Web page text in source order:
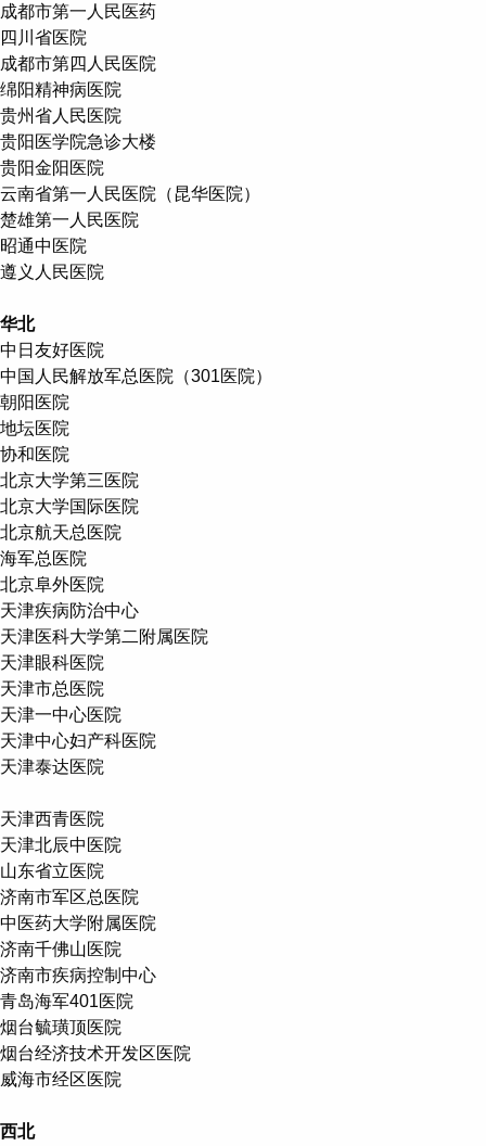
成都市第一人民医药
四川省医院
成都市第四人民医院
绵阳精神病医院
贵州省人民医院
贵阳医学院急诊大楼
贵阳金阳医院
云南省第一人民医院（昆华医院）
楚雄第一人民医院
昭通中医院
遵义人民医院
华北
中日友好医院
中国人民解放军总医院（301医院）
朝阳医院
地坛医院
协和医院
北京大学第三医院
北京大学国际医院
北京航天总医院
海军总医院
北京阜外医院
天津疾病防治中心
天津医科大学第二附属医院
天津眼科医院
天津市总医院
天津一中心医院
天津中心妇产科医院
天津泰达医院
天津西青医院
天津北辰中医院
山东省立医院
济南市军区总医院
中医药大学附属医院
济南千佛山医院
济南市疾病控制中心
青岛海军401医院
烟台毓璜顶医院
烟台经济技术开发区医院
威海市经区医院
西北